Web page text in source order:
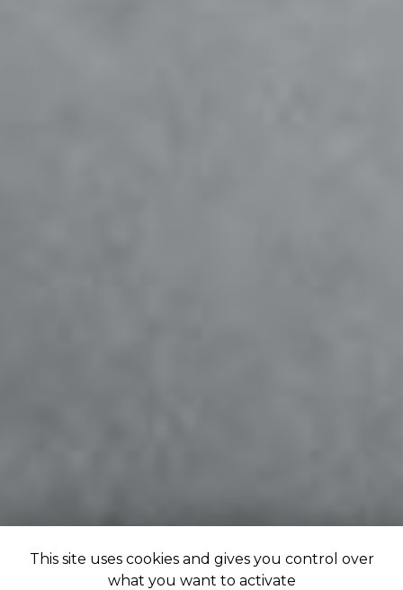
This site uses cookies and gives you control over
what you want to activate